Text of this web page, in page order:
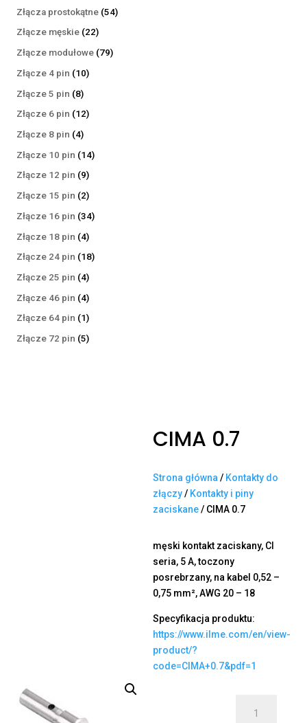
produktów
Złącza prostokątne 5454
Złącze męskie 2222
produkty
Złącze modułowe 7979
Złącze 4 pin 1010
Złącze 5 pin 88
produktów
Złącze 6 pin 1212
Złącze 8 pin 44
produkty
Złącze 10 pin 1414
Złącze 12 pin 99
produktów
Złącze 15 pin 22
produkty
Złącze 16 pin 3434
Złącze 18 pin 44
produkty
Złącze 24 pin 1818
Złącze 25 pin 44
produkty
Złącze 46 pin 44
produkty
Złącze 64 pin 11
produkt
Złącze 72 pin 55
CIMA 0.7
Strona główna / Kontakty do
złączy/ Kontakty i piny
zaciskane/ CIMA 0.7
męski kontakt zaciskany, CI
seria, 5 A, toczony
posrebrzany, na kabel 0,52 –
0,75 mm², AWG 20 – 18
Specyfikacja produktu:
https://www.ilme.com/en/view-
product/?
code=CIMA+0.7&pdf=1
CIMA